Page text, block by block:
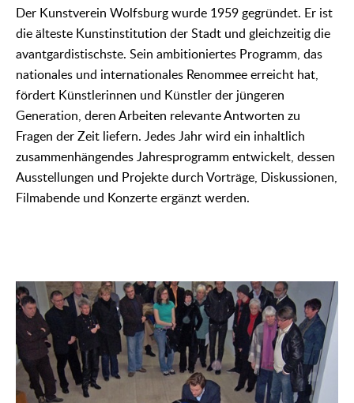
Der Kunstverein Wolfsburg wurde 1959 gegründet. Er ist
die älteste Kunstinstitution der Stadt und gleichzeitig die
avantgardistischste. Sein ambitioniertes Programm, das
nationales und internationales Renommee erreicht hat,
fördert Künstlerinnen und Künstler der jüngeren
Generation, deren Arbeiten relevante Antworten zu
Fragen der Zeit liefern. Jedes Jahr wird ein inhaltlich
zusammenhängendes Jahresprogramm entwickelt, dessen
Ausstellungen und Projekte durch Vorträge, Diskussionen,
Filmabende und Konzerte ergänzt werden.